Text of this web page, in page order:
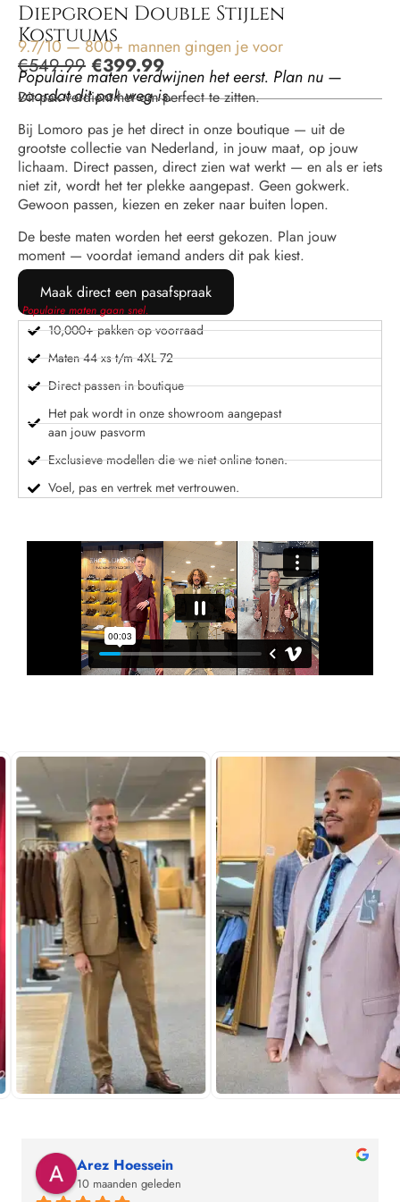
Diepgroen Double Stijlen
Kostuums
9.7/10 — 800+ mannen gingen je voor
€549.99 €399.99
Populaire maten verdwijnen het eerst. Plan nu —
voordat dit pak weg is.
Dit pak verdient het om perfect te zitten.
Bij Lomoro pas je het direct in onze boutique — uit de
grootste collectie van Nederland, in jouw maat, op jouw
lichaam. Direct passen, direct zien wat werkt — en als er iets
niet zit, wordt het ter plekke aangepast. Geen gokwerk.
Gewoon passen, kiezen en zeker naar buiten lopen.
De beste maten worden het eerst gekozen. Plan jouw
moment — voordat iemand anders dit pak kiest.
Maak direct een pasafspraak
Populaire maten gaan snel.
10,000+ pakken op voorraad
Maten 44 xs t/m 4XL 72
Direct passen in boutique
Het pak wordt in onze showroom aangepast
aan jouw pasvorm
Exclusieve modellen die we niet online tonen.
Voel, pas en vertrek met vertrouwen.
Arez Hoessein
10 maanden geleden